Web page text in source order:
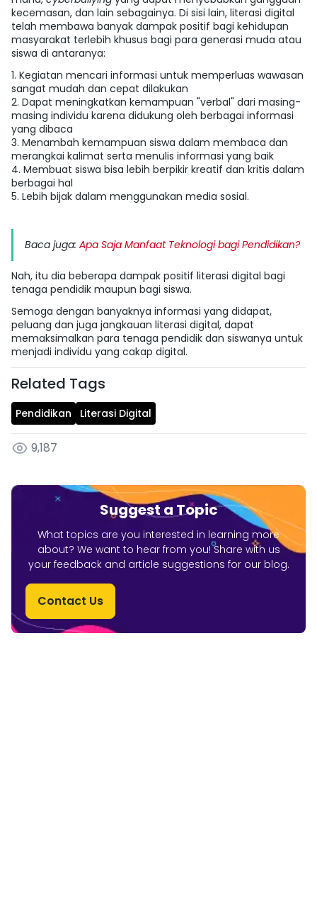
kecemasan, dan lain sebagainya. Di sisi lain, literasi digital
telah membawa banyak dampak positif bagi kehidupan
masyarakat terlebih khusus bagi para generasi muda atau
siswa di antaranya:
1. Kegiatan mencari informasi untuk memperluas wawasan
sangat mudah dan cepat dilakukan
2. Dapat meningkatkan kemampuan "verbal" dari masing-
masing individu karena didukung oleh berbagai informasi
yang dibaca
3. Menambah kemampuan siswa dalam membaca dan
merangkai kalimat serta menulis informasi yang baik
4. Membuat siswa bisa lebih berpikir kreatif dan kritis dalam
berbagai hal
5. Lebih bijak dalam menggunakan media sosial.
Baca juga: Apa Saja Manfaat Teknologi bagi Pendidikan?
Nah, itu dia beberapa dampak positif literasi digital bagi
tenaga pendidik maupun bagi siswa.
Semoga dengan banyaknya informasi yang didapat,
peluang dan juga jangkauan literasi digital, dapat
memaksimalkan para tenaga pendidik dan siswanya untuk
menjadi individu yang cakap digital.
Related Tags
Pendidikan Literasi Digital
9,187
Suggest a Topic
What topics are you interested in learning more
about? We want to hear from you! Share with us
your feedback and article suggestions for our blog.
Contact Us